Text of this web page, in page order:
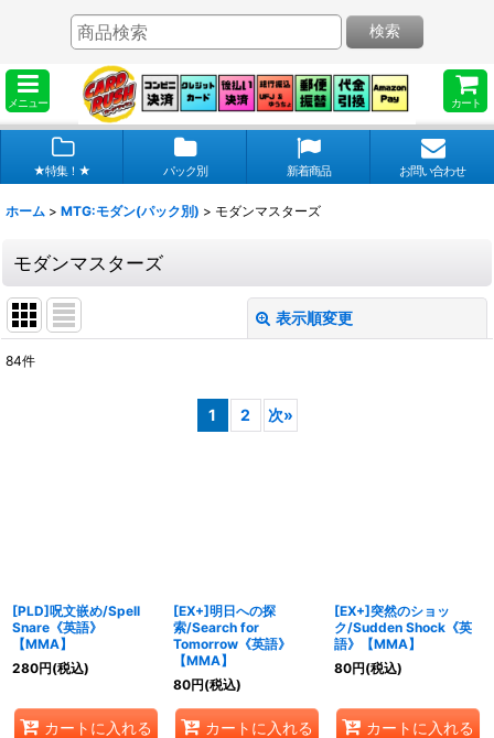
メニュー カート
検索
★特集！★ パック別 新着商品 お問い合わせ
ホーム > MTG:モダン(パック別) > モダンマスターズ
モダンマスターズ
表示順変更
84件
1 2 次»
[PLD]呪文嵌め/Spell
Snare《英語》
【MMA】
280円(税込)
カートに入れる
[EX+]明日への探
索/Search for
Tomorrow《英語》
【MMA】
80円(税込)
カートに入れる
[EX+]突然のショッ
ク/Sudden Shock《英
語》【MMA】
80円(税込)
カートに入れる